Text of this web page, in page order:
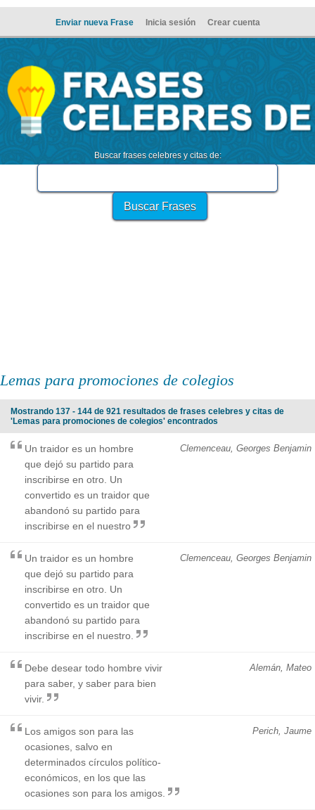
Enviar nueva Frase Inicia sesión Crear cuenta
Buscar frases celebres y citas de:
Lemas para promociones de colegios
Mostrando 137 - 144 de 921 resultados de frases celebres y citas de
'Lemas para promociones de colegios' encontrados
Clemenceau, Georges Benjamin
Un traidor es un hombre
que dejó su partido para
inscribirse en otro. Un
convertido es un traidor que
abandonó su partido para
inscribirse en el nuestro
Clemenceau, Georges Benjamin
Un traidor es un hombre
que dejó su partido para
inscribirse en otro. Un
convertido es un traidor que
abandonó su partido para
inscribirse en el nuestro.
Alemán, Mateo
Debe desear todo hombre vivir
para saber, y saber para bien
vivir.
Perich, Jaume
Los amigos son para las
ocasiones, salvo en
determinados círculos político-
económicos, en los que las
ocasiones son para los amigos.